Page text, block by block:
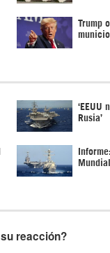
Trump
‘EEUU
Rusia’
Mundial